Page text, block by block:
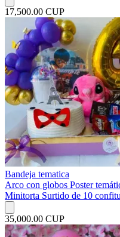
17,500.00 CUP
Bandeja tematica
Arco con globos Poster
Minitorta Surtido de 10
35,000.00 CUP